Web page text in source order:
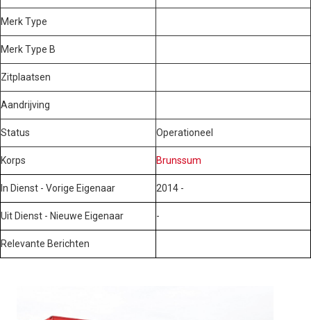
Merk Type
Merk Type B
Zitplaatsen
Aandrijving
Status Operationeel
Korps Brunssum
In Dienst - Vorige Eigenaar 2014 -
Uit Dienst - Nieuwe Eigenaar -
Relevante Berichten